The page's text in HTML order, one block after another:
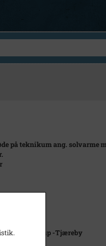
på teknikum ang. solvarme
Alsønderup -Tjæreby